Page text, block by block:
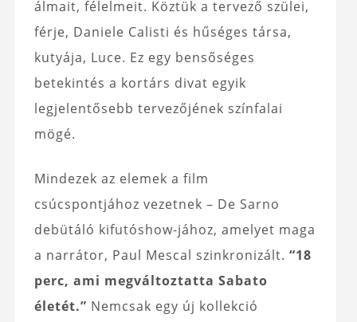
álmait, félelmeit. Köztük a tervező szülei,
férje, Daniele Calisti és hűséges társa,
kutyája, Luce. Ez egy bensőséges
betekintés a kortárs divat egyik
legjelentősebb tervezőjének színfalai
mögé.
Mindezek az elemek a film
csúcspontjához vezetnek – De Sarno
debütáló kifutóshow-jához, amelyet maga
a narrátor, Paul Mescal szinkronizált. “18
perc, ami megváltoztatta Sabato
életét.” Nemcsak egy új kollekció